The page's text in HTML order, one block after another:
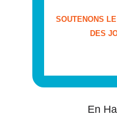
SOUTENONS
DES
En